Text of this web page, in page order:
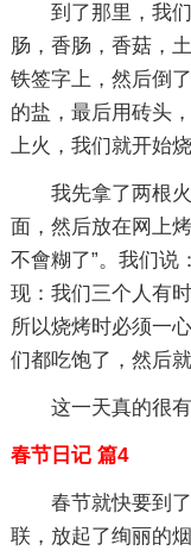
到了那里，我
肠，香肠，香菇，
铁签字上，然后倒
的盐，最后用砖头
上火，我们就开始烧
我先拿了两根
面，然后放在网上
不會糊了”。我们说
现：我们三个人有
所以烧烤时必须一
们都吃饱了，然后
这一天真的很
春节日记 篇4
春节就快要到
联，放起了绚丽的